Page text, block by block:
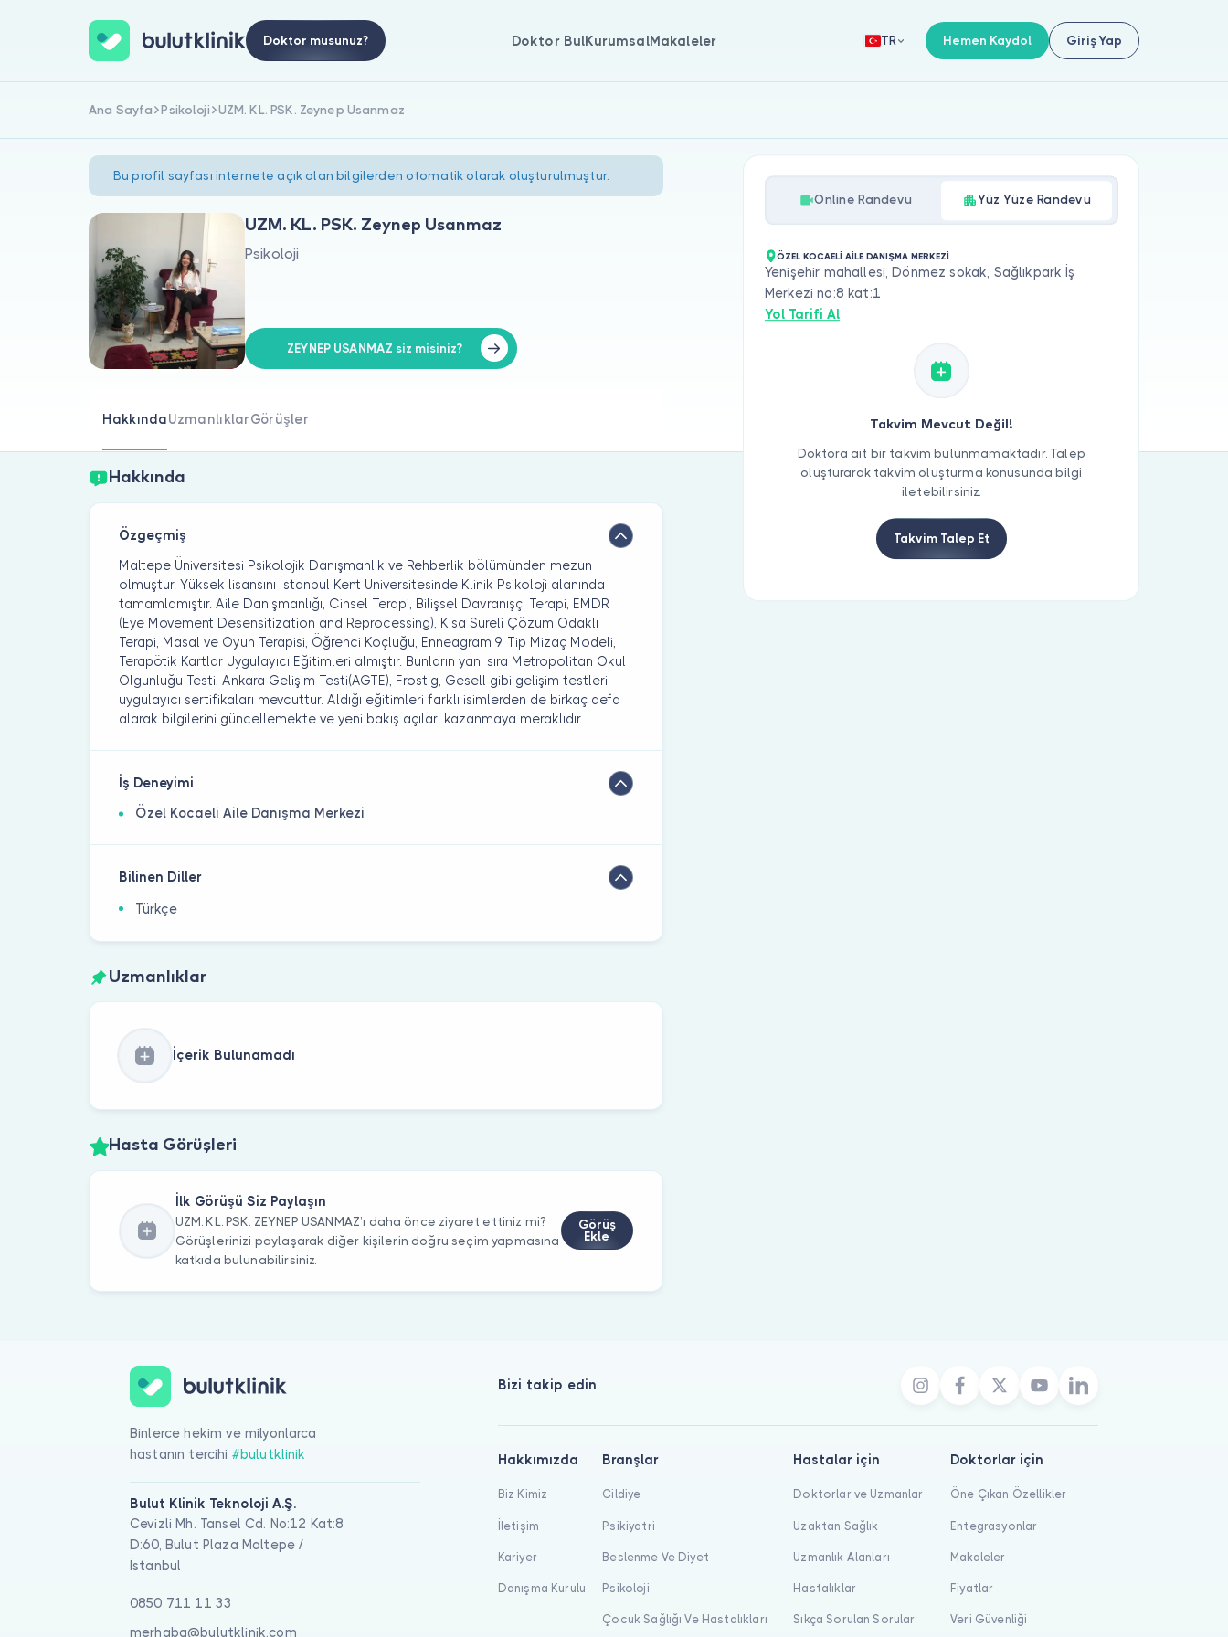
Doktor musunuz? Doktor BulKurumsalMakaleler TR Hemen Kaydol Giriş Yap
Ana Sayfa Psikoloji UZM. KL. PSK. Zeynep Usanmaz
Bu profil sayfası internete açık olan bilgilerden otomatik olarak oluşturulmuştur.
UZM. KL. PSK. Zeynep Usanmaz
Psikoloji
ZEYNEP USANMAZ siz misiniz?
HakkındaUzmanlıklarGörüşler
Hakkında
Özgeçmiş
Maltepe Üniversitesi Psikolojik Danışmanlık ve Rehberlik bölümünden mezun
olmuştur. Yüksek lisansını İstanbul Kent Üniversitesinde Klinik Psikoloji alanında
tamamlamıştır. Aile Danışmanlığı, Cinsel Terapi, Bilişsel Davranışçı Terapi, EMDR
(Eye Movement Desensitization and Reprocessing), Kısa Süreli Çözüm Odaklı
Terapi, Masal ve Oyun Terapisi, Öğrenci Koçluğu, Enneagram 9 Tip Mizaç Modeli,
Terapötik Kartlar Uygulayıcı Eğitimleri almıştır. Bunların yanı sıra Metropolitan Okul
Olgunluğu Testi, Ankara Gelişim Testi(AGTE), Frostig, Gesell gibi gelişim testleri
uygulayıcı sertifikaları mevcuttur. Aldığı eğitimleri farklı isimlerden de birkaç defa
alarak bilgilerini güncellemekte ve yeni bakış açıları kazanmaya meraklıdır.
İş Deneyimi
Özel Kocaeli Aile Danışma Merkezi
Bilinen Diller
Türkçe
Uzmanlıklar
İçerik Bulunamadı
Hasta Görüşleri
İlk Görüşü Siz Paylaşın
UZM. KL. PSK. ZEYNEP USANMAZ’ı daha önce ziyaret ettiniz mi?
Görüşlerinizi paylaşarak diğer kişilerin doğru seçim yapmasına
katkıda bulunabilirsiniz.
Görüş
Ekle
Online Randevu Yüz Yüze Randevu
ÖZEL KOCAELİ AİLE DANIŞMA MERKEZİ
Yenişehir mahallesi, Dönmez sokak, Sağlıkpark İş
Merkezi no:8 kat:1
Yol Tarifi Al
Takvim Mevcut Değil!
Doktora ait bir takvim bulunmamaktadır. Talep
oluşturarak takvim oluşturma konusunda bilgi
iletebilirsiniz.
Takvim Talep Et
Binlerce hekim ve milyonlarca
hastanın tercihi #bulutklinik
Bulut Klinik Teknoloji A.Ş.
Cevizli Mh. Tansel Cd. No:12 Kat:8
D:60, Bulut Plaza Maltepe /
İstanbul
0850 711 11 33
merhaba@bulutklinik.com
Bizi takip edin
Hakkımızda
Biz Kimiz
İletişim
Kariyer
Danışma Kurulu
Branşlar
Cildiye
Psikiyatri
Beslenme Ve Diyet
Psikoloji
Çocuk Sağlığı Ve Hastalıkları
Hastalar için
Doktorlar ve Uzmanlar
Uzaktan Sağlık
Uzmanlık Alanları
Hastalıklar
Sıkça Sorulan Sorular
Doktorlar için
Öne Çıkan Özellikler
Entegrasyonlar
Makaleler
Fiyatlar
Veri Güvenliği